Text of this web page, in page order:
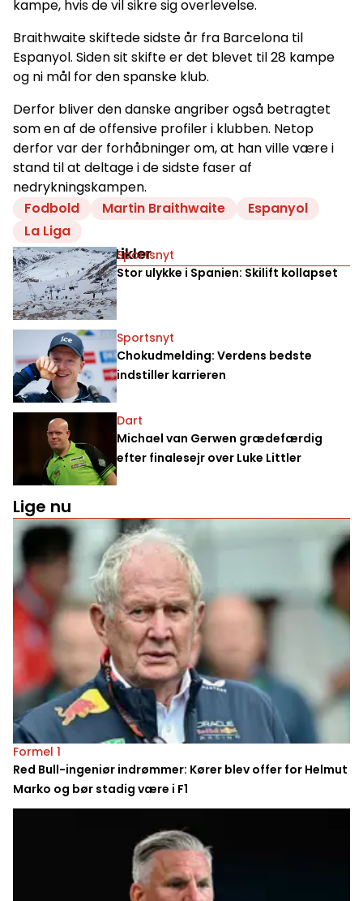
kampe, hvis de vil sikre sig overlevelse.
Braithwaite skiftede sidste år fra Barcelona til
Espanyol. Siden sit skifte er det blevet til 28 kampe
og ni mål for den spanske klub.
Derfor bliver den danske angriber også betragtet
som en af de offensive profiler i klubben. Netop
derfor var der forhåbninger om, at han ville være i
stand til at deltage i de sidste faser af
nedrykningskampen.
Fodbold
Martin Braithwaite
Espanyol
La Liga
Relaterede artikler
Sportsnyt
Stor ulykke i Spanien: Skilift kollapset
Sportsnyt
Chokudmelding: Verdens bedste
indstiller karrieren
Dart
Michael van Gerwen grædefærdig
efter finalesejr over Luke Littler
Lige nu
Formel 1
Red Bull-ingeniør indrømmer: Kører blev offer for Helmut
Marko og bør stadig være i F1